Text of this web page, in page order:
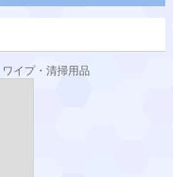
イプ・清掃用品